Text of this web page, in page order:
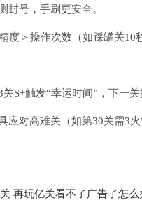
封号，手刷更安全。
度＞操作次数（如踩罐关10
S+触发“幸运时间”，下一关
应对高难关（如第30关需3火
再玩亿关看不了广告了怎么